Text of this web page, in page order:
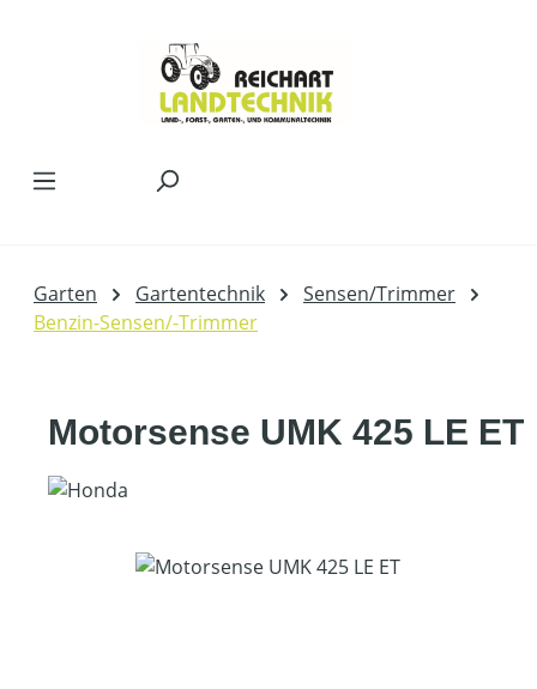
Garten Gartentechnik
Sensen/Trimmer
Benzin-Sensen/-Trimmer
Motorsense UMK 425 LE ET
Bildergalerie überspringen